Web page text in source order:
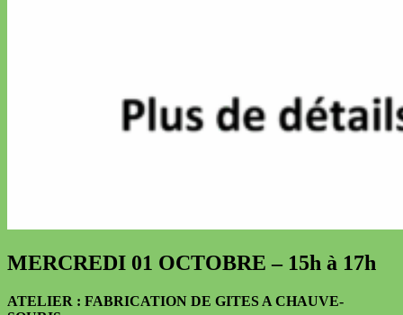
MERCREDI 01 OCTOBRE – 15h à 17h
ATELIER : FABRICATION DE GITES A CHAUVE-